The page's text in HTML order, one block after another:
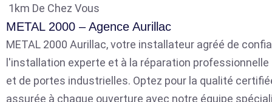
1km De Chez Vous
METAL 2000 – Agence Aurillac
METAL 2000 Aurillac, votre installateur agréé de
l'installation experte et à la réparation
et de portes industrielles. Optez pour la qualité
assurée à chaque ouverture avec notre équipe